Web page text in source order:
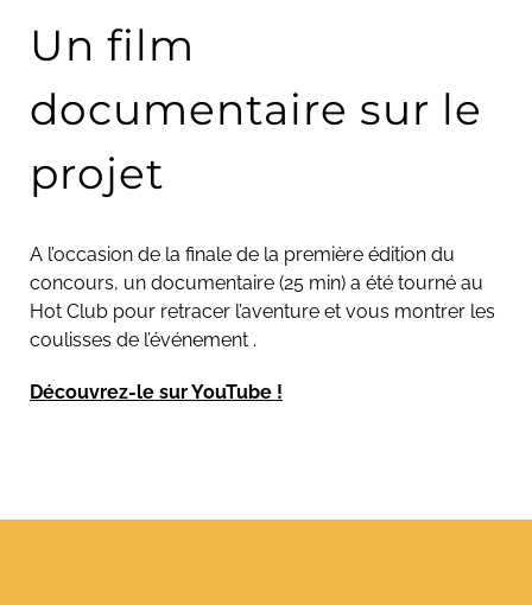
Un film
documentaire sur le
projet
A l’occasion de la finale de la première édition du
concours, un documentaire (25 min) a été tourné au
Hot Club pour retracer l’aventure et vous montrer les
coulisses de l’événement .
Découvrez-le sur YouTube !